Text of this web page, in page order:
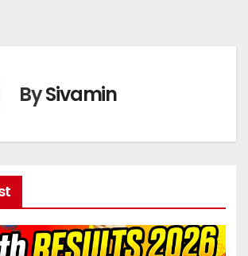
BySivamin